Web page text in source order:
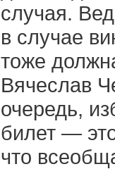
случая.
в случае
тоже
Вячеслав
очередь,
билет —
что